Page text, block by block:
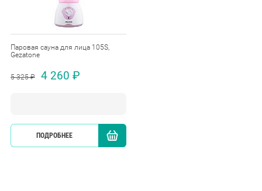
Паровая сауна для лица 105S,
Gezatone
5 325 ₽ 4 260 ₽
ПОДРОБНЕЕ